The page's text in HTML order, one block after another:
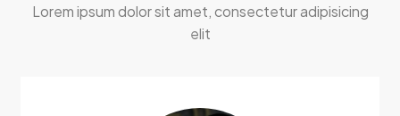
Lorem ipsum dolor sit amet, consectetur adipisicing
elit